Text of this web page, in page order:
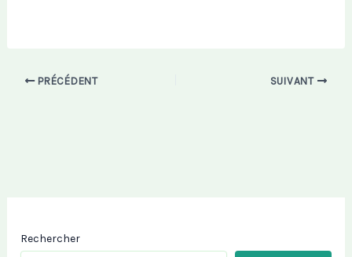
PRÉCÉDENT SUIVANT
Rechercher